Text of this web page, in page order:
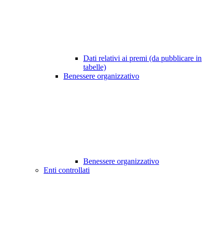
Dati relativi ai premi (da pubblicare in
tabelle)
Benessere organizzativo
Benessere organizzativo
Enti controllati